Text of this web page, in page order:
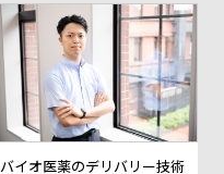
バイオ医薬のデリバリー技術